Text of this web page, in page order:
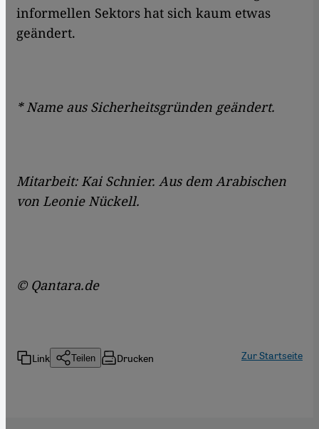
informellen Sektors hat sich kaum etwas
geändert.
* Name aus Sicherheitsgründen geändert.
Mitarbeit: Kai Schnier. Aus dem Arabischen
von Leonie Nückell.
© Qantara.de
Link Teilen Drucken Zur Startseite